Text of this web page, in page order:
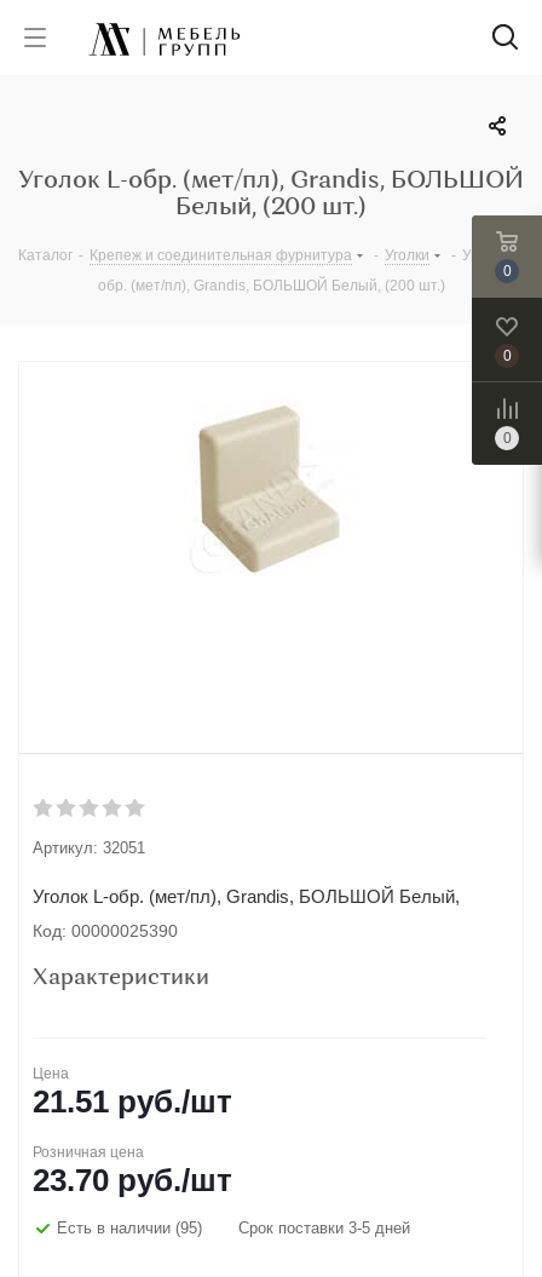
Уголок L-обр. (мет/пл), Grandis, БОЛЬШОЙ
Белый, (200 шт.)
Каталог - Крепеж и соединительная фурнитура - Уголки - Уголок L-
обр. (мет/пл), Grandis, БОЛЬШОЙ Белый, (200 шт.)
Артикул: 32051
Уголок L-обр. (мет/пл), Grandis, БОЛЬШОЙ Белый,
Код: 00000025390
Характеристики
Цена
21.51 руб./шт
Розничная цена
23.70 руб./шт
Есть в наличии (95) Срок поставки 3-5 дней
0
0
0